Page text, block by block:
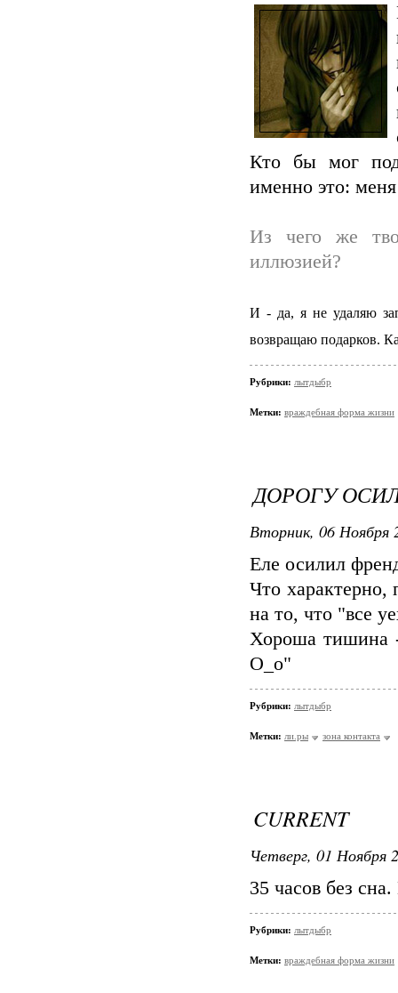
Кто бы мог
именно это:
Из чего же
иллюзией?
И - да, я не удаляю
возвращаю подарков.
Рубрики: лытдыбр
Метки: враждебная форма жизни
ДОРОГУ
Вторник, 06 Ноября
Еле осилил
Что характерно,
на то, что "все
Хороша тишина -
О_о"
Рубрики: лытдыбр
Метки: ли.ры зона контакта
CURRENT
Четверг, 01 Ноября
35 часов без
Рубрики: лытдыбр
Метки: враждебная форма жизни